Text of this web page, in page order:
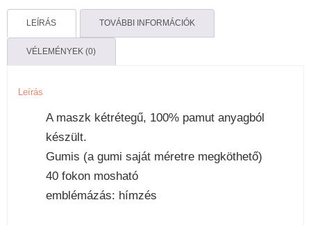
LEÍRÁS TOVÁBBI INFORMÁCIÓK
VÉLEMÉNYEK (0)
Leírás
A maszk kétrétegű, 100% pamut anyagból
készült.
Gumis (a gumi saját méretre megköthető)
40 fokon mosható
emblémázás: hímzés